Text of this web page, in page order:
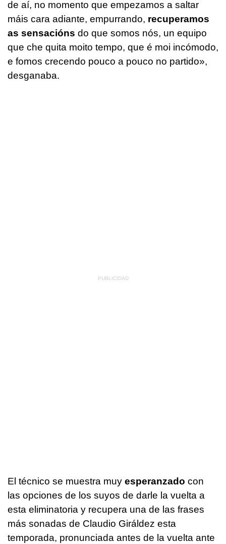
de aí, no momento que empezamos a saltar
máis cara adiante, empurrando, recuperamos
as sensacións do que somos nós, un equipo
que che quita moito tempo, que é moi incómodo,
e fomos crecendo pouco a pouco no partido»,
desganaba.
El técnico se muestra muy esperanzado con
las opciones de los suyos de darle la vuelta a
esta eliminatoria y recupera una de las frases
más sonadas de Claudio Giráldez esta
temporada, pronunciada antes de la vuelta ante